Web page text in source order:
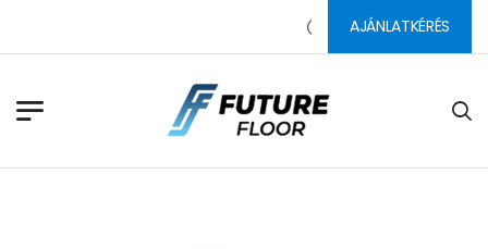
PADLÓAJÁNLATKÉRÉS